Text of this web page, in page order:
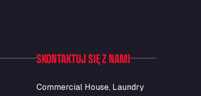
SKONTAKTUJ SIĘ Z NAMI
Commercial House, Laundry